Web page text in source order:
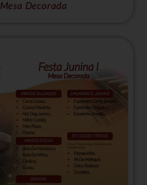
Mesa Decorada